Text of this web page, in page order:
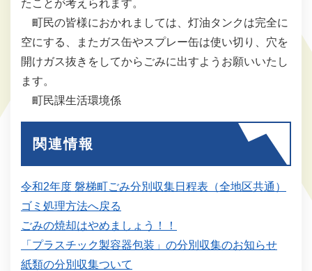
たことが考えられます。
町民の皆様におかれましては、灯油タンクは完全に
空にする、またガス缶やスプレー缶は使い切り、穴を
開けガス抜きをしてからごみに出すようお願いいたし
ます。
町民課生活環境係
関連情報
令和2年度 磐梯町ごみ分別収集日程表（全地区共通）
ゴミ処理方法へ戻る
ごみの焼却はやめましょう！！
「プラスチック製容器包装」の分別収集のお知らせ
紙類の分別収集ついて